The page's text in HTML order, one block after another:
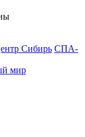
Сибирь СПА-
мир